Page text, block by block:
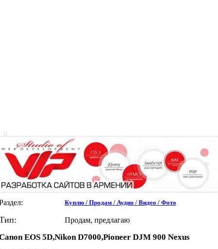
Куплю / Продам / Аудио / Видео / Фото
Продам, предлагаю
EOS 5D,Nikon D7000,Pioneer DJM 900 Nexus